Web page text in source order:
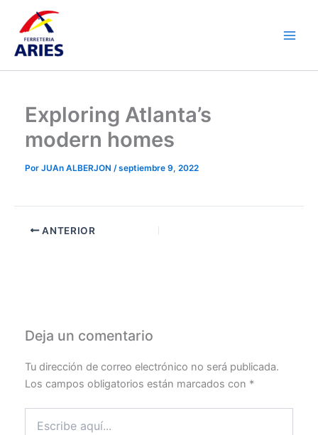
contenido
Exploring Atlanta’s
modern homes
Por JUAn ALBERJON /septiembre 9, 2022
ANTERIOR
Deja un comentario
Tu dirección de correo electrónico no será publicada.
Los campos obligatorios están marcados con *
aquí...